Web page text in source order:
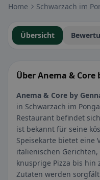
Home Schwarzach im
Übersicht
Über Anema & Core
Anema & Core by
in Schwarzach im
Restaurant befindet
ist bekannt für seine
Speisekarte bietet eine
italienischen
knusprige Pizza bis hin
Zutaten werden